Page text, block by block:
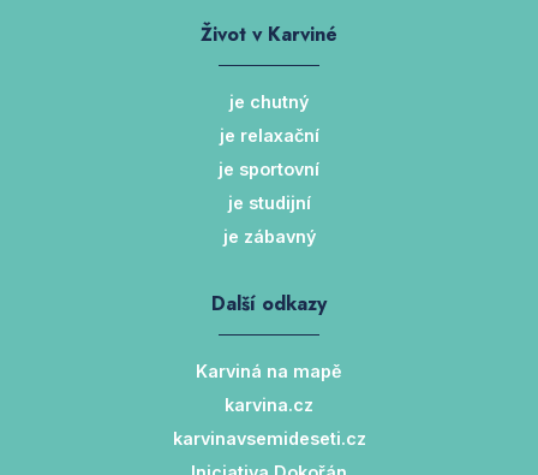
Život v Karviné
je chutný
je relaxační
je sportovní
je studijní
je zábavný
Další odkazy
Karviná na mapě
karvina.cz
karvinavsemideseti.cz